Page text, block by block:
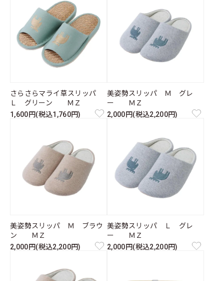
さらさらマライ草スリッパ
Ｌ グリーン ＭＺ
1,600円(税込1,760円)
美姿勢スリッパ Ｍ グレ
ー ＭＺ
2,000円(税込2,200円)
美姿勢スリッパ Ｍ ブラウ
ン ＭＺ
2,000円(税込2,200円)
美姿勢スリッパ Ｌ グレ
ー ＭＺ
2,000円(税込2,200円)